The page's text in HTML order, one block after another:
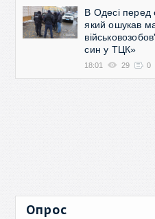
В Одесі перед
який ошукав
син у ТЦК»
18:01 29 0
Опрос